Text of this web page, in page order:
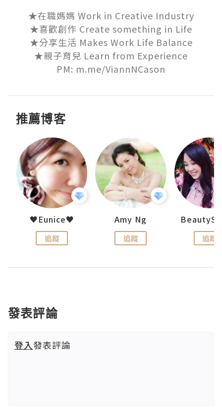
★在職媽媽 Work in Creative Industry
★喜歡創作 Create something in Life
★分享生活 Makes Work Life Balance
★親子育兒 Learn from Experience
PM: m.me/ViannNCason
推薦博客
♥Eunice♥
追蹤
Amy Ng
追蹤 追蹤
發表評論
登入發表評論